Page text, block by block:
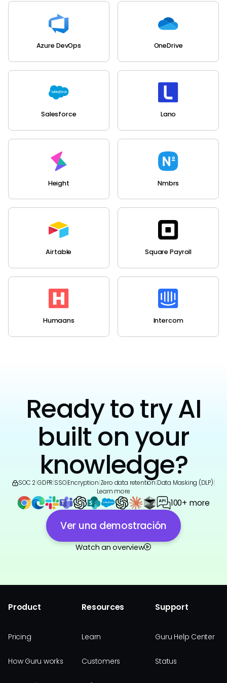
Azure DevOps OneDrive
Salesforce Lano
Height Nmbrs
Airtable Square Payroll
Humaans Intercom
Ready to try AI
built on your
knowledge?
SOC 2 GDPR SSO|Encryption Zero data retention Data Masking (DLP)
Learn more
100+ more
Ver una demostración
Watch an overview
Product
Pricing
How Guru works
Resources
Learn
Customers
Support
Guru Help Center
Status